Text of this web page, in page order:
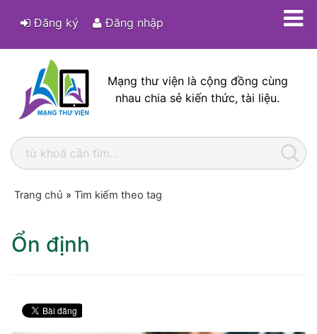
Đăng ký Đăng nhập
Mạng thư viện là cộng đồng cùng
nhau chia sẻ kiến thức, tài liệu.
Trang chủ » Tìm kiếm theo tag
Ổn định